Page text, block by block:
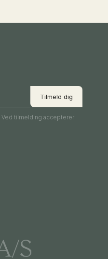
tilmelding accepterer